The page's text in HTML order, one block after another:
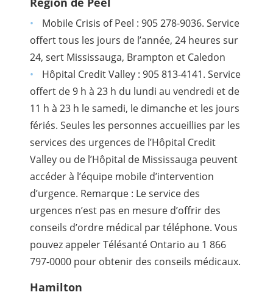
Mobile Crisis of Peel : 905 278-9036. Service
offert tous les jours de l’année, 24 heures sur
24, sert Mississauga, Brampton et Caledon
Hôpital Credit Valley : 905 813-4141. Service
offert de 9 h à 23 h du lundi au vendredi et de
11 h à 23 h le samedi, le dimanche et les jours
fériés. Seules les personnes accueillies par les
services des urgences de l’Hôpital Credit
Valley ou de l’Hôpital de Mississauga peuvent
accéder à l’équipe mobile d’intervention
d’urgence. Remarque : Le service des
urgences n’est pas en mesure d’offrir des
conseils d’ordre médical par téléphone. Vous
pouvez appeler Télésanté Ontario au 1 866
797-0000 pour obtenir des conseils médicaux.
Hamilton